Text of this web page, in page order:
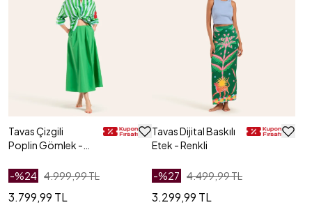
Tavas Çizgili
Poplin Gömlek -
-%24 4.999,99 TL
3.799,99 TL
Tavas Dijital Baskılı
Etek - Renkli
-%27 4.499,99 TL
3.299,99 TL